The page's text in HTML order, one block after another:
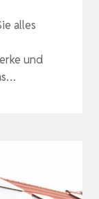
alles
und